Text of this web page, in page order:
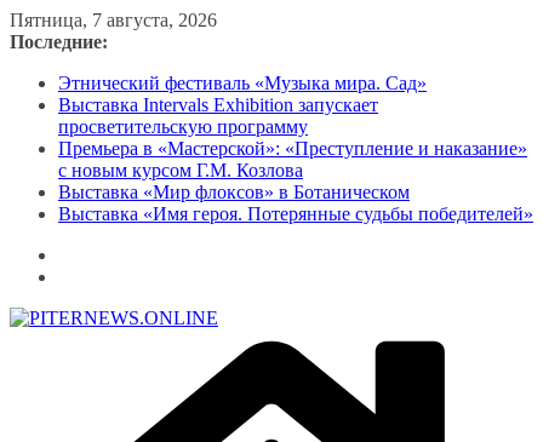
Перейти
к
Пятница, 7 августа, 2026
Последние:
Этнический фестиваль «Музыка мира. Сад»
Выставка Intervals Exhibition запускает
просветительскую программу
Премьера в «Мастерской»: «Преступление и наказание»
с новым курсом Г.М. Козлова
Выставка «Мир флоксов» в Ботаническом
Выставка «Имя героя. Потерянные судьбы победителей»